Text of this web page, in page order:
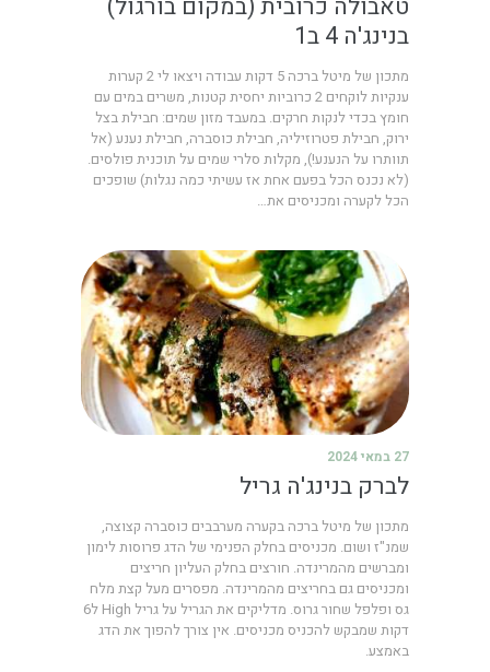
טאבולה כרובית (במקום בורגול)
בנינג'ה 4 ב1
מתכון של מיטל ברכה 5 דקות עבודה ויצאו לי 2 קערות
ענקיות לוקחים 2 כרוביות יחסית קטנות, משרים במים עם
חומץ בכדי לנקות חרקים. במעבד מזון שמים: חבילת בצל
ירוק, חבילת פטרוזיליה, חבילת כוסברה, חבילת נענע (אל
תוותרו על הנענע!), מקלות סלרי שמים על תוכנית פולסים.
(לא נכנס הכל בפעם אחת אז עשיתי כמה נגלות) שופכים
הכל לקערה ומכניסים את…
27 במאי 2024
לברק בנינג'ה גריל
מתכון של מיטל ברכה בקערה מערבבים כוסברה קצוצה,
שמנ"ז ושום. מכניסים בחלק הפנימי של הדג פרוסות לימון
ומברשים מהמרינדה. חורצים בחלק העליון חריצים
ומכניסים גם בחריצים מהמרינדה. מפסרים מעל קצת מלח
גס ופלפל שחור גרוס. מדליקים את הגריל על גריל High ל6
דקות שמבקש להכניס מכניסים. אין צורך להפוך את הדג
באמצע.